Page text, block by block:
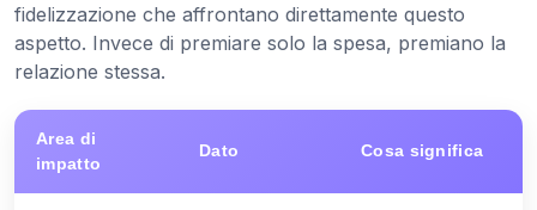
fidelizzazione che affrontano direttamente questo
aspetto. Invece di premiare solo la spesa, premiano la
relazione stessa.
Area di
impatto
Dato Cosa significa